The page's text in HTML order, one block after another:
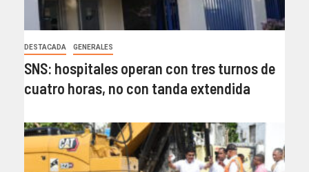
DESTACADA GENERALES
SNS: hospitales operan con tres turnos de
cuatro horas, no con tanda extendida